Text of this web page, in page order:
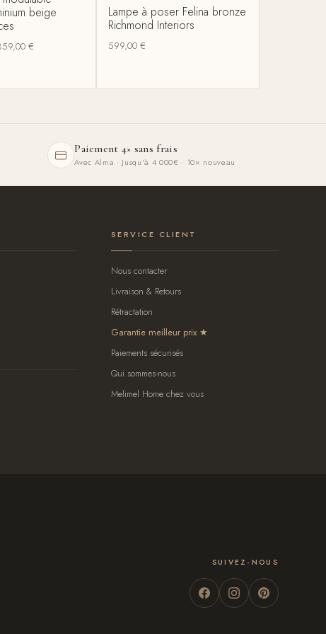
beige
€
Lampe à poser Felina bronze
Richmond Interiors
599,00 €
Paiement 4× sans frais
Avec Alma · Jusqu'à 4 000€ · 10× nouveau
SERVICE CLIENT
Nous contacter
Livraison & Retours
Rétractation
Garantie meilleur prix
Paiements sécurisés
Qui sommes-nous
Melimel Home chez vous
SUIVEZ-NOUS